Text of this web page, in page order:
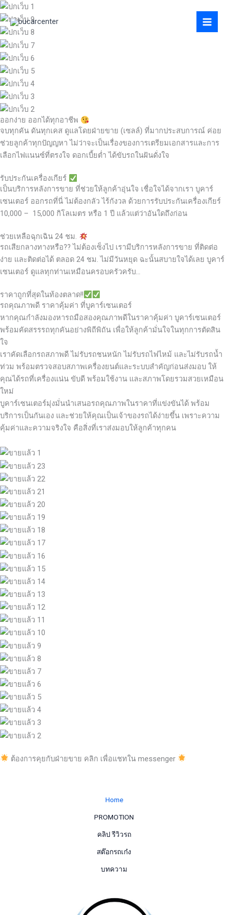
Skip
to
content
ออกง่าย ออกได้ทุกอาชีพ
จบทุกคัน ดันทุกเคส ดูแลโดยฝ่ายขาย (เซลล์) ที่มากประสบการณ์ ค่อย
ช่วยลูกค้าทุกปัญญหา ไม่ว่าจะเป็นเรื่องของการเตรียมเอกสารและการ
เลือกไฟแนนซ์ที่ตรงใจ ดอกเบี้ยต่ำ ได้ขับรถในฝันดั่งใจ
รับประกันเครื่องเกียร์
เป็นบริการหลังการขาย ที่ช่วยให้ลูกค้าอุ่นใจ เชื่อใจได้จากเรา บูคาร์
เซนเตอร์ ออกรถที่นี่ ไม่ต้องกลัว ไร้กังวล ด้วยการรับประกันเครื่องเกียร์
10,000 – 15,000 กิโลเมตร หรือ 1 ปี แล้วแต่ว่าอันใดถึงก่อน
ช่วยเหลือฉุกเฉิน 24 ชม.
รถเสียกลางทางหรือ?? ไม่ต้องเซ็งไป เรามีบริการหลังการขาย ที่ติดต่อ
ง่าย และติดต่อได้ ตลอด 24 ชม. ไม่มีวันหยุด ฉะนั้นสบายใจได้เลย บูคาร์
เซนเตอร์ ดูแลทุกท่านเหมือนครอบครัวครับ…
ราคาถูกที่สุดในท้องตลาด!!
รถคุณภาพดี ราคาคุ้มค่า ที่บูคาร์เซนเตอร์
หากคุณกำลังมองหารถมือสองคุณภาพดีในราคาคุ้มค่า บูคาร์เซนเตอร์
พร้อมคัดสรรรถทุกคันอย่างพิถีพิถัน เพื่อให้ลูกค้ามั่นใจในทุกการตัดสิน
ใจ
เราคัดเลือกรถสภาพดี ไม่รับรถชนหนัก ไม่รับรถไฟไหม้ และไม่รับรถน้ำ
ท่วม พร้อมตรวจสอบสภาพเครื่องยนต์และระบบสำคัญก่อนส่งมอบ ให้
คุณได้รถที่เครื่องแน่น ขับดี พร้อมใช้งาน และสภาพโดยรวมสวยเหมือน
ใหม่
บูคาร์เซนเตอร์มุ่งมั่นนำเสนอรถคุณภาพในราคาที่แข่งขันได้ พร้อม
บริการเป็นกันเอง และช่วยให้คุณเป็นเจ้าของรถได้ง่ายขึ้น เพราะความ
คุ้มค่าและความจริงใจ คือสิ่งที่เราส่งมอบให้ลูกค้าทุกคน
ต้องการคุยกับฝ่ายขาย คลิก เพื่อแชทใน messenger
Home
PROMOTION
คลิป รีวิวรถ
สต๊อกรถเก๋ง
บทความ